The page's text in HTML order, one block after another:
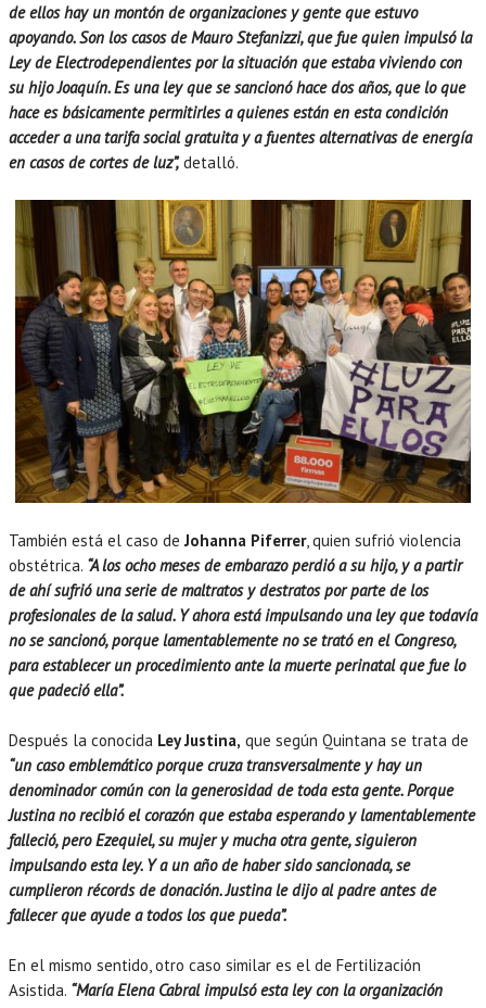
de ellos hay un montón de organizaciones y gente que estuvo
apoyando. Son los casos de Mauro Stefanizzi, que fue quien impulsó la
Ley de Electrodependientes por la situación que estaba viviendo con
su hijo Joaquín. Es una ley que se sancionó hace dos años, que lo que
hace es básicamente permitirles a quienes están en esta condición
acceder a una tarifa social gratuita y a fuentes alternativas de energía
en casos de cortes de luz”,detalló.
También está el caso deJohanna Piferrer, quien sufrió violencia
obstétrica. “A los ocho meses de embarazo perdió a su hijo, y a partir
de ahí sufrió una serie de maltratos y destratos por parte de los
profesionales de la salud. Y ahora está impulsando una ley que todavía
no se sancionó, porque lamentablemente no se trató en el Congreso,
para establecer un procedimiento ante la muerte perinatal que fue lo
que padeció ella”.
Después la conocida Ley Justina, que según Quintana se trata de
“un caso emblemático porque cruza transversalmente y hay un
denominador común con la generosidad de toda esta gente. Porque
Justina no recibió el corazón que estaba esperando y lamentablemente
falleció, pero Ezequiel, su mujer y mucha otra gente, siguieron
impulsando esta ley. Y a un año de haber sido sancionada, se
cumplieron récords de donación. Justina le dijo al padre antes de
fallecer que ayude a todos los que pueda”.
En el mismo sentido, otro caso similar es el de Fertilización
Asistida. “María Elena Cabral impulsó esta ley con la organización